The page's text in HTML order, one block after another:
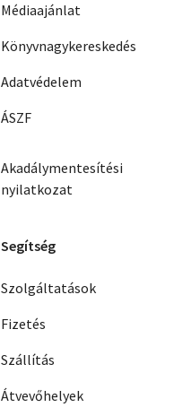
Médiaajánlat
Könyvnagykereskedés
Adatvédelem
ÁSZF
Akadálymentesítési
nyilatkozat
Segítség
Szolgáltatások
Fizetés
Szállítás
Átvevőhelyek